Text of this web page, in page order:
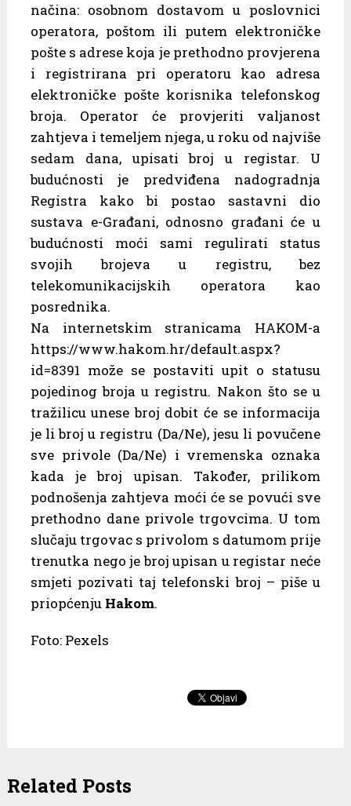
načina: osobnom dostavom u poslovnici
operatora, poštom ili putem elektroničke
pošte s adrese koja je prethodno provjerena
i registrirana pri operatoru kao adresa
elektroničke pošte korisnika telefonskog
broja. Operator će provjeriti valjanost
zahtjeva i temeljem njega, u roku od najviše
sedam dana, upisati broj u registar. U
budućnosti je predviđena nadogradnja
Registra kako bi postao sastavni dio
sustava e-Građani, odnosno građani će u
budućnosti moći sami regulirati status
svojih brojeva u registru, bez
telekomunikacijskih operatora kao
posrednika.
Na internetskim stranicama HAKOM-a
https://www.hakom.hr/default.aspx?
id=8391 može se postaviti upit o statusu
pojedinog broja u registru. Nakon što se u
tražilicu unese broj dobit će se informacija
je li broj u registru (Da/Ne), jesu li povučene
sve privole (Da/Ne) i vremenska oznaka
kada je broj upisan. Također, prilikom
podnošenja zahtjeva moći će se povući sve
prethodno dane privole trgovcima. U tom
slučaju trgovac s privolom s datumom prije
trenutka nego je broj upisan u registar neće
smjeti pozivati taj telefonski broj – piše u
priopćenju Hakom.
Foto: Pexels
Related Posts